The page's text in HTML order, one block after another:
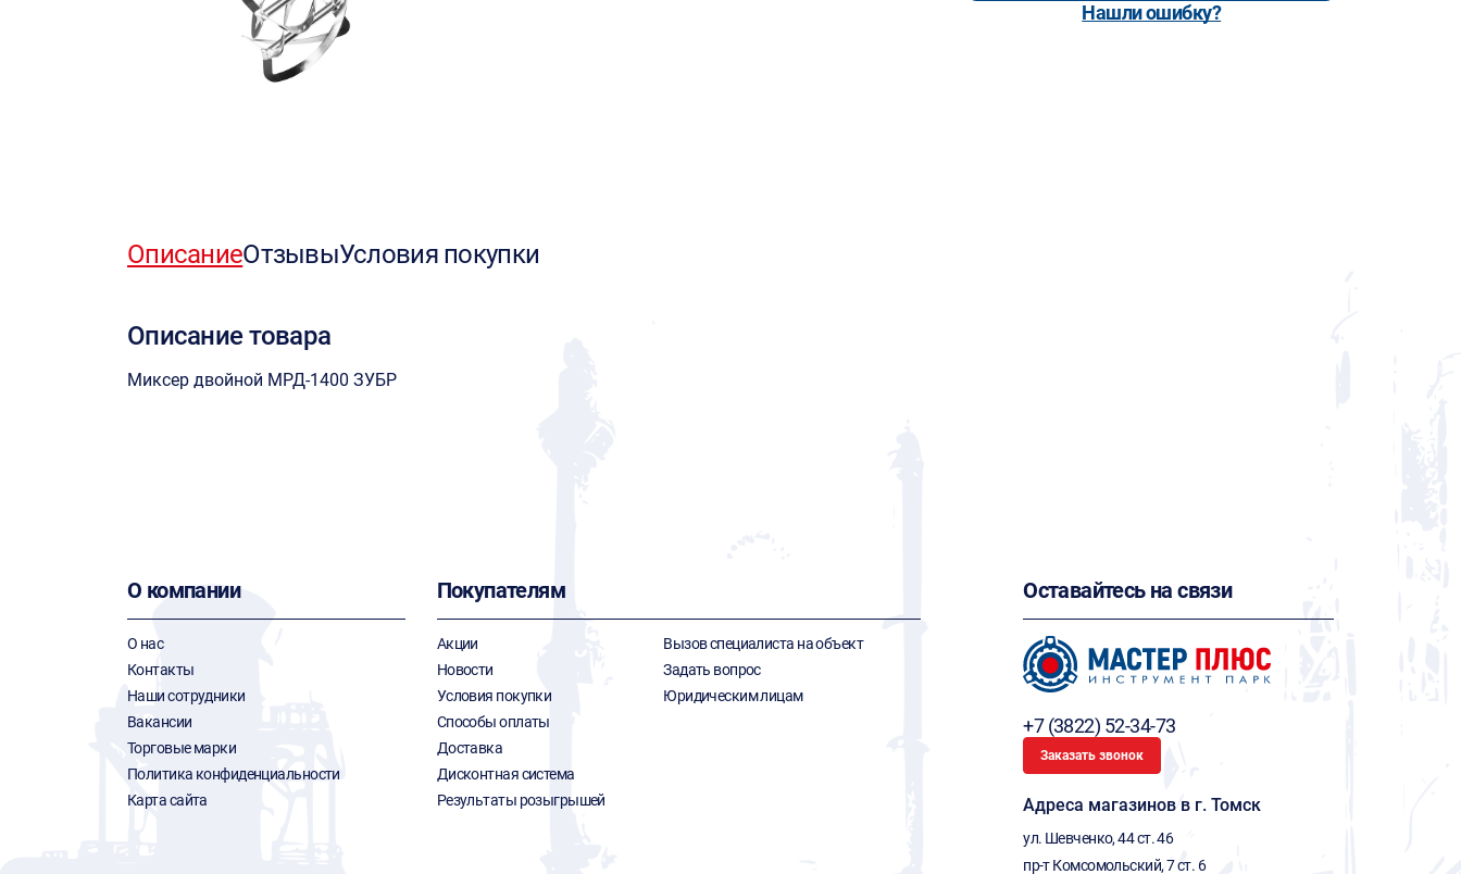
Нашли ошибку?
ОписаниеОтзывыУсловия покупки
Описание товара
Миксер двойной МРД-1400 ЗУБР
О компании
О нас
Контакты
Наши сотрудники
Вакансии
Торговые марки
Политика конфиденциальности
Карта сайта
Покупателям
Акции
Новости
Условия покупки
Способы оплаты
Доставка
Дисконтная система
Результаты розыгрышей
Вызов специалиста на объект
Задать вопрос
Юридическим лицам
Оставайтесь на связи
+7 (3822) 52-34-73
Заказать звонок
Адреса магазинов в г. Томск
ул. Шевченко, 44 ст. 46
пр-т Комсомольский, 7 ст. 6